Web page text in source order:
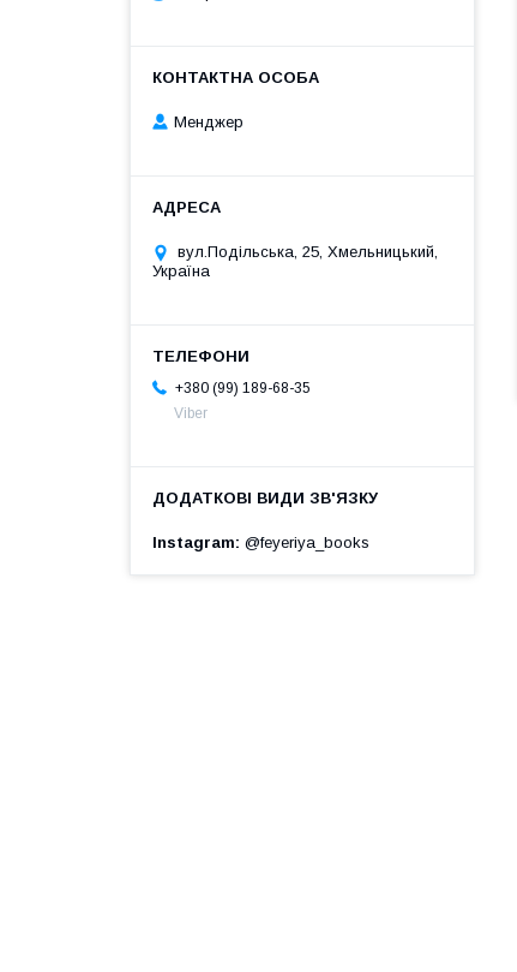
Менджер
вул.Подільська, 25, Хмельницький,
Україна
+380 (99) 189-68-35
Viber
Instagram @feyeriya_books